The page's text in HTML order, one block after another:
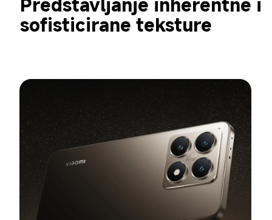
Predstavljanje inherentne i
sofisticirane teksture